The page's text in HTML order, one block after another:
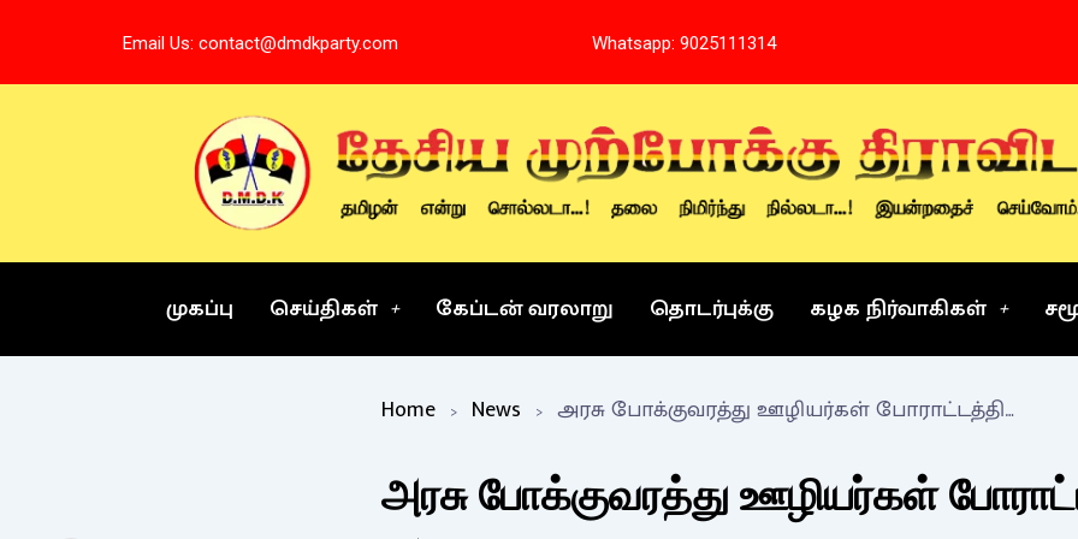
Email Us: contact@dmdkparty.com Whatsapp: 9025111314
முகப்பு செய்திகள் கேப்டன் வரலாறு தொடர்புக்கு கழக நிர்வாகிகள்
Home News அரசு போக்குவரத்து ஊழியர்கள் போராட்டத்திற்கு ஆதரவு
அரசு போக்குவரத்து ஊழியர்கள்